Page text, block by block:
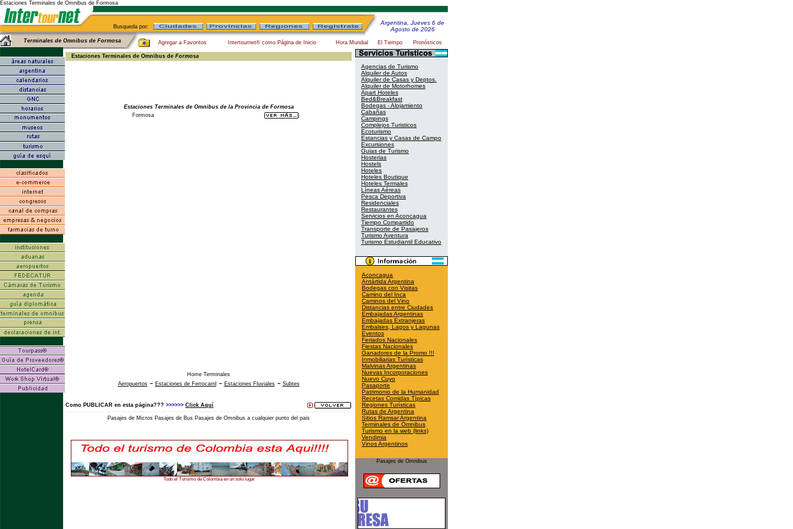
Estaciones Terminales de Omnibus de Formosa
Busqueda por:
Argentina, Jueves 6 de
Agosto de 2026
Terminales de Omnibus de Formosa Agregar a Favoritos Intertournet® como Página de Inicio Hora Mundial El Tiempo Pronósticos
Estaciones Terminales de Omnibus de Formosa
Estaciones Terminales de Omnibus de la Provincia de Formosa
Formosa
Home Terminales
Aeropuertos- Estaciones de Ferrocarril- Estaciones Fluviales- Subtes
Como PUBLICAR en esta página??? >>>>>> Click Aquí
Pasajes de Micros Pasajes de Bus Pasajes de Omnibus a cualquier punto del pais
Todo el Turismo de Colombia en un solo lugar
Agencias de Turismo
Alquiler de Autos
Alquiler de Casas y Deptos.
Alquiler de Motorhomes
Apart Hoteles
Bed&Breakfast
Bodegas - Alojamiento
Cabañas
Campings
Complejos Turisticos
Ecoturismo
Estancias y Casas de Campo
Excursiones
Guias de Turismo
Hosterias
Hostels
Hoteles
Hoteles Boutique
Hoteles Termales
Líneas Aéreas
Pesca Deportiva
Residenciales
Restaurantes
Servicios en Aconcagua
Tiempo Compartido
Transporte de Pasajeros
Turismo Aventura
Turismo Estudiantil Educativo
Aconcagua
Antártida Argentina
Bodegas con Visitas
Camino del Inca
Caminos del Vino
Distancias entre Ciudades
Embajadas Argentinas
Embajadas Extranjeras
Embalses, Lagos y Lagunas
Eventos
Feriados Nacionales
Fiestas Nacionales
Ganadores de la Promo !!!
Inmobiliarias Turísticas
Malvinas Argentinas
Nuevas Incorporaciones
Nuevo Cuyo
Pasaporte
Patrimonio de la Humanidad
Recetas Comidas Típicas
Regiones Turísticas
Rutas de Argentina
Sitios Ramsar Argentina
Terminales de Ómnibus
Turismo en la web (links)
Vendimia
Vinos Argentinos
Pasajes de Omnibus